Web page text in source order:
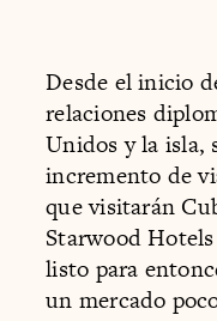
Desde el inicio
relaciones
Unidos y la isla,
incremento de
que visitarán
Starwood
listo para
un mercado